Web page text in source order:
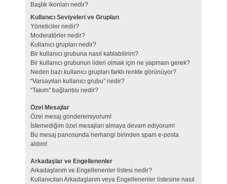
Başlık ikonları nedir?
Kullanıcı Seviyeleri ve Grupları
Yöneticiler nedir?
Moderatörler nedir?
Kullanıcı grupları nedir?
Bir kullanıcı grubuna nasıl katılabilirim?
Bir kullanıcı grubunun lideri olmak için ne yapmam gerek?
Neden bazı kullanıcı grupları farklı renkte görünüyor?
“Varsayılan kullanıcı grubu” nedir?
“Takım” bağlantısı nedir?
Özel Mesajlar
Özel mesaj gönderemiyorum!
İstemediğim özel mesajları almaya devam ediyorum!
Bu mesaj panosunda herhangi birinden spam e-posta
aldım!
Arkadaşlar ve Engellenenler
Arkadaşlarım ve Engellenenler listesi nedir?
Kullanıcıları Arkadaşlarım veya Engellenenler listesine nasıl